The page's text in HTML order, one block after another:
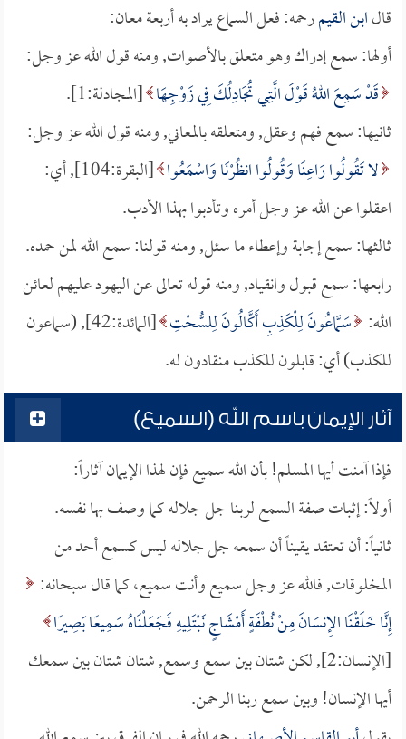
قالابن القيمرحمه: فعل السماع يراد به أربعة معان:
أولها: سمع إدراك وهو متعلق بالأصوات, ومنه قول الله عز وجل:
قَدْ سَمِعَ اللهُ قَوْلَ الَّتِي تُجَادِلُكَ فِي زَوْجِهَا [المجادلة:1].
ثانيها: سمع فهم وعقل, ومتعلقه بالمعاني, ومنه قول الله عز وجل:
لا تَقُولُوا رَاعِنَا وَقُولُوا انظُرْنَا وَاسْمَعُوا
[البقرة:104], أي:
اعقلوا عن الله عز وجل أمره وتأدبوا بهذا الأدب.
ثالثها: سمع إجابة وإعطاء ما سئل, ومنه قولنا: سمع الله لمن حمده.
رابعها: سمع قبول وانقياد, ومنه قوله تعالى عن اليهود عليهم لعائن
الله: سَمَّاعُونَ لِلْكَذِبِ أَكَّالُونَ لِلسُّحْتِ
[المائدة:42], (سماعون
للكذب) أي: قابلون للكذب منقادون له.
آثار الإيمان باسم الله (السميع)
فإذا آمنت أيها المسلم! بأن الله سميع فإن لهذا الإيمان آثاراً:
أولاً: إثبات صفة السمع لربنا جل جلاله كما وصف بها نفسه.
ثانياً: أن تعتقد يقيناً أن سمعه جل جلاله ليس كسمع أحد من
المخلوقات, فالله عز وجل سميع وأنت سميع، كما قال سبحانه:
إِنَّا خَلَقْنَا الإِنسَانَ مِنْ نُطْفَةٍ أَمْشَاجٍ نَبْتَلِيهِ فَجَعَلْنَاهُ سَمِيعًا بَصِيرًا
[الإنسان:2], لكن شتان بين سمع وسمع, شتان شتان بين سمعك
أيها الإنسان! وبين سمع ربنا الرحمن.